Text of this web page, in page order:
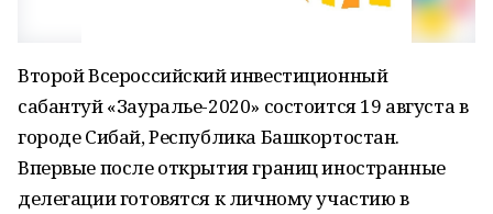
Второй Всероссийский инвестиционный
сабантуй «Зауралье-2020» состоится 19 августа в
городе Сибай, Республика Башкортостан.
Впервые после открытия границ иностранные
делегации готовятся к личному участию в